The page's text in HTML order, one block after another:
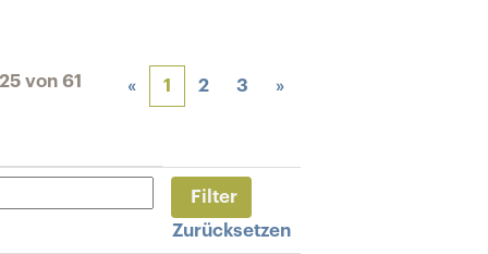
von 61 « 1 2 3 »
Zurücksetzen